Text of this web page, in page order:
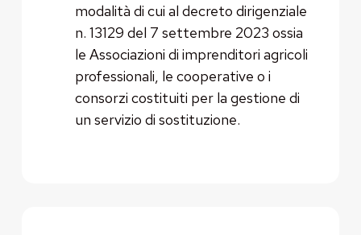
modalità di cui al decreto dirigenziale
n. 13129 del 7 settembre 2023 ossia
le Associazioni di imprenditori agricoli
professionali, le cooperative o i
consorzi costituiti per la gestione di
un servizio di sostituzione.